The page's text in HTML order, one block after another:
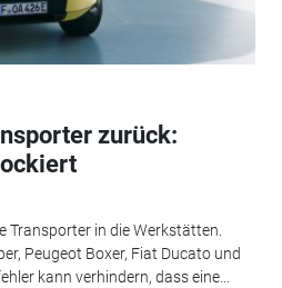
zurück:
Transporter in die Werkstätten.
Peugeot Boxer, Fiat Ducato und
kann verhindern, dass eine...